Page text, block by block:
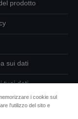
prodotto
sui dati
tuoi dati
i cookie sul
l'utilizzo del sito e